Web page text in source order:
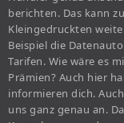
berichten. Das kann
Kleingedruckten
Beispiel die
Tarifen. Wie wäre es
Prämien? Auch hier
informieren dich.
uns ganz genau an.